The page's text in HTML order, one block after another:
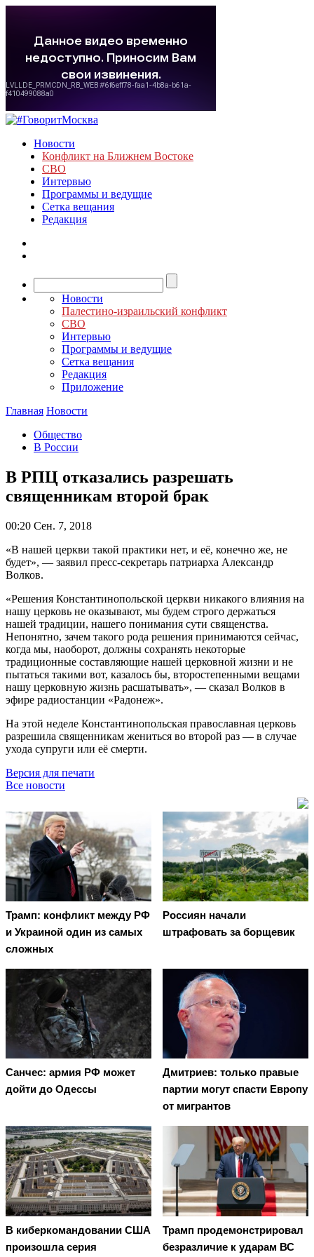
Новости
Конфликт на Ближнем Востоке
СВО
Интервью
Программы и ведущие
Сетка вещания
Редакция
Новости
Палестино-израильский конфликт
СВО
Интервью
Программы и ведущие
Сетка вещания
Редакция
Приложение
Главная Новости
Общество
В России
В РПЦ отказались разрешать
священникам второй брак
00:20 Сен. 7, 2018
«В нашей церкви такой практики нет, и её, конечно же, не
будет», — заявил пресс-секретарь патриарха Александр
Волков.
«Решения Константинопольской церкви никакого влияния на
нашу церковь не оказывают, мы будем строго держаться
нашей традиции, нашего понимания сути священства.
Непонятно, зачем такого рода решения принимаются сейчас,
когда мы, наоборот, должны сохранять некоторые
традиционные составляющие нашей церковной жизни и не
пытаться такими вот, казалось бы, второстепенными вещами
нашу церковную жизнь расшатывать», — сказал Волков в
эфире радиостанции «Радонеж».
На этой неделе Константинопольская православная церковь
разрешила священникам жениться во второй раз — в случае
ухода супруги или её смерти.
Версия для печати
Все новости
Трамп: конфликт между РФ
и Украиной один из самых
сложных
Россиян начали
штрафовать за борщевик
Санчес: армия РФ может
дойти до Одессы
Дмитриев: только правые
партии могут спасти Европу
от мигрантов
В киберкомандовании США
произошла серия
Трамп продемонстрировал
безразличие к ударам ВС